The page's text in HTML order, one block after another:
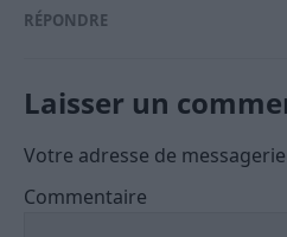
RÉPONDRE
Laisser un
Votre adresse de
Commentaire